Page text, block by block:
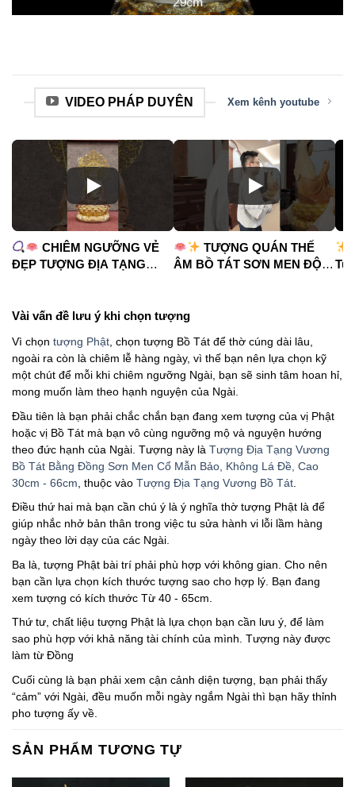
VIDEO PHÁP DUYÊN Xem kênh youtube
CHIÊM NGƯỠNG VẺ
ĐẸP TƯỢNG ĐỊA TẠNG
#tuongphat
TƯỢNG QUÁN THẾ
ÂM BỒ TÁT SƠN MEN ĐỘ
#nammoquantheambotat
Vài vấn đề lưu ý khi chọn tượng
Vì chọn tượng Phật , chọn tượng Bồ Tát để thờ cúng dài lâu,
ngoài ra còn là chiêm lễ hàng ngày, vì thế bạn nên lựa chọn kỹ
một chút để mỗi khi chiêm ngưỡng Ngài, bạn sẽ sinh tâm hoan hỉ,
mong muốn làm theo hạnh nguyện của Ngài.
Đầu tiên là bạn phải chắc chắn bạn đang xem tượng của vị Phật
hoặc vị Bồ Tát mà bạn vô cùng ngưỡng mộ và nguyện hướng
theo đức hạnh của Ngài. Tượng này là Tượng Địa Tạng Vương
Bồ Tát Bằng Đồng Sơn Men Cổ Mẫn Bảo, Không Lá Đề, Cao
30cm - 66cm , thuộc vào Tượng Địa Tạng Vương Bồ Tát
Điều thứ hai mà bạn cần chú ý là ý nghĩa thờ tượng Phật là để
giúp nhắc nhở bản thân trong việc tu sửa hành vi lỗi lầm hàng
ngày theo lời dạy của các Ngài.
Ba là, tượng Phật bài trí phải phù hợp với không gian. Cho nên
bạn cần lựa chọn kích thước tượng sao cho hợp lý. Bạn đang
xem tượng có kích thước Từ 40 - 65cm.
Thứ tư, chất liệu tượng Phật là lựa chọn bạn cần lưu ý, để làm
sao phù hợp với khả năng tài chính của mình. Tượng này được
làm từ Đồng
Cuối cùng là bạn phải xem cận cảnh diện tượng, bạn phải thấy
“cảm” với Ngài, đều muốn mỗi ngày ngắm Ngài thì bạn hãy thỉnh
pho tượng ấy về.
SẢN PHẨM TƯƠNG TỰ